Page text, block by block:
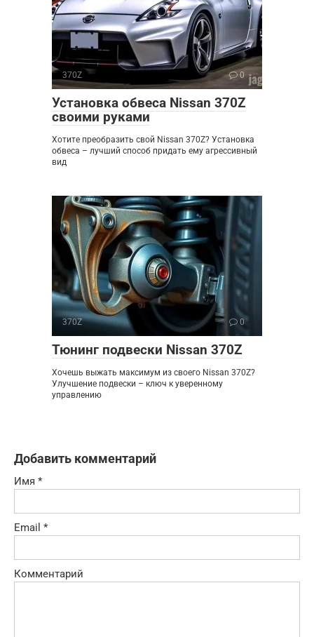
370Z 0
Установка обвеса Nissan 370Z
своими руками
Хотите преобразить свой Nissan 370Z? Установка
обвеса – лучший способ придать ему агрессивный
вид
370Z 0
Тюнинг подвески Nissan 370Z
Хочешь выжать максимум из своего Nissan 370Z?
Улучшение подвески – ключ к уверенному
управлению
Добавить комментарий
Имя *
Email *
Комментарий